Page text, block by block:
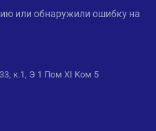
или обнаружили ошибку на
к.1, Э 1 Пом XI Ком 5